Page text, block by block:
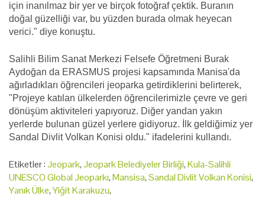
için inanılmaz bir yer ve birçok fotoğraf çektik. Buranın
doğal güzelliği var, bu yüzden burada olmak heyecan
verici." diye konuştu.
Salihli Bilim Sanat Merkezi Felsefe Öğretmeni Burak
Aydoğan da ERASMUS projesi kapsamında Manisa'da
ağırladıkları öğrencileri jeoparka getirdiklerini belirterek,
"Projeye katılan ülkelerden öğrencilerimizle çevre ve geri
dönüşüm aktiviteleri yapıyoruz. Diğer yandan yakın
yerlerde bulunan güzel yerlere gidiyoruz. İlk geldiğimiz yer
Sandal Divlit Volkan Konisi oldu." ifadelerini kullandı.
Etiketler :Jeopark,Jeopark Belediyeler Birliği,Kula-Salihli
UNESCO Global Jeoparkı,Mansisa,Sandal Divlit Volkan Konisi,
Yanık Ülke,Yiğit Karakuzu,